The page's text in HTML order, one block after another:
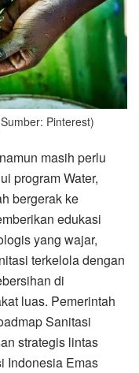
Pinterest)
masih perlu
program Water,
bergerak ke
edukasi
yang wajar,
terkelola dengan
di
luas. Pemerintah
Sanitasi
strategis lintas
Indonesia Emas